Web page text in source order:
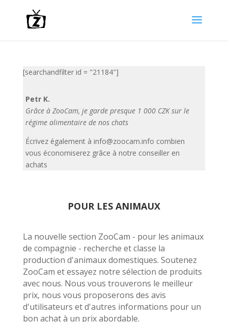
[searchandfilter id = "21184"]
Petr K.
Grâce à ZooCam, je garde presque 1 000 CZK sur le
régime alimentaire de nos chats
Écrivez également à info@zoocam.info combien
vous économiserez grâce à notre conseiller en
achats
POUR LES ANIMAUX
La nouvelle section ZooCam - pour les animaux
de compagnie - recherche et classe la
production d'animaux domestiques. Soutenez
ZooCam et essayez notre sélection de produits
avec nous. Nous vous trouverons le meilleur
prix, nous vous proposerons des avis
d'utilisateurs et d'autres informations pour un
bon achat à un prix abordable.